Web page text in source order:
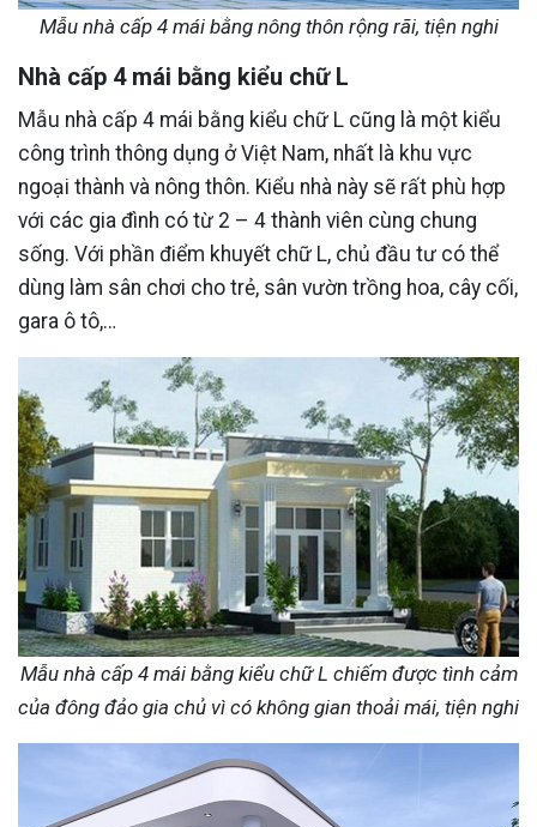
Mẫu nhà cấp 4 mái bằng nông thôn rộng rãi, tiện nghi
Nhà cấp 4 mái bằng kiểu chữ L
Mẫu nhà cấp 4 mái bằng kiểu chữ L cũng là một kiểu
công trình thông dụng ở Việt Nam, nhất là khu vực
ngoại thành và nông thôn. Kiểu nhà này sẽ rất phù hợp
với các gia đình có từ 2 – 4 thành viên cùng chung
sống. Với phần điểm khuyết chữ L, chủ đầu tư có thể
dùng làm sân chơi cho trẻ, sân vườn trồng hoa, cây cối,
gara ô tô,…
Mẫu nhà cấp 4 mái bằng kiểu chữ L chiếm được tình cảm
của đông đảo gia chủ vì có không gian thoải mái, tiện nghi